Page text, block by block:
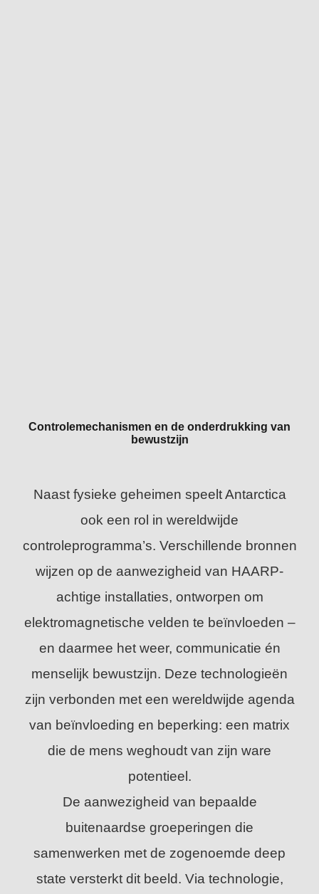
Controlemechanismen en de onderdrukking van
bewustzijn
Naast fysieke geheimen speelt Antarctica
ook een rol in wereldwijde
controleprogramma’s. Verschillende bronnen
wijzen op de aanwezigheid van HAARP-
achtige installaties, ontworpen om
elektromagnetische velden te beïnvloeden –
en daarmee het weer, communicatie én
menselijk bewustzijn. Deze technologieën
zijn verbonden met een wereldwijde agenda
van beïnvloeding en beperking: een matrix
die de mens weghoudt van zijn ware
potentieel.
De aanwezigheid van bepaalde
buitenaardse groeperingen die
samenwerken met de zogenoemde deep
state versterkt dit beeld. Via technologie,